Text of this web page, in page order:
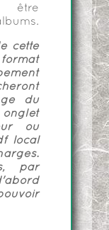
être
cette
du
ou
local
par